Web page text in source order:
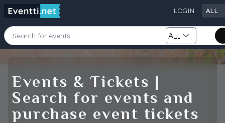
City
LOGIN ALL
Events & Tickets |
Search for events and
purchase event tickets